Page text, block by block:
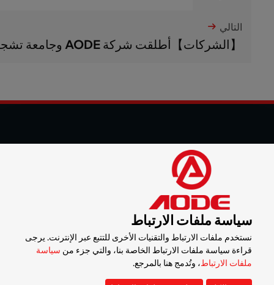
التالي
【الشركات】أطلقت شركة AODE وجامعة تشجيانغ تعاونًا بي...
خريطة الموقع
سياسة الخصوصية
سياسة ملفات الارتباط
سياسة ملفات الارتباط
نستخدم ملفات الارتباط والتقنيات الأخرى للتتبع عبر الإنترنت. يرجى
قراءة سياسة ملفات الارتباط الخاصة بنا، والتي جزء من سياسة
ملفات الارتباط، وتُدمج هنا بالمرجع.